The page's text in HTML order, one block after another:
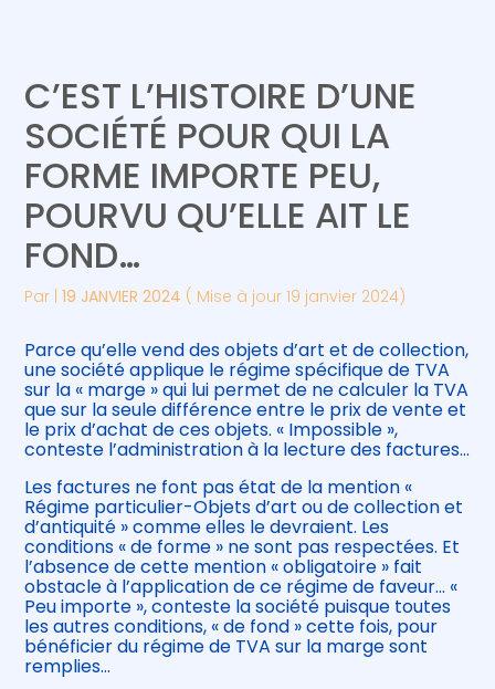
Gérer votre quotidien
Piloter votre entreprise
Développer votre entreprise
Construire votre patrimoine
Être prêt pour la facturation
électronique
Suivre votre comptabilité
Gérer vos ressources humaines
C’EST L’HISTOIRE D’UNE
SOCIÉTÉ POUR QUI LA
FORME IMPORTE PEU,
POURVU QU’ELLE AIT LE
FOND…
Par |19 JANVIER 2024 ( Mise à jour 19 janvier 2024)
Parce qu’elle vend des objets d’art et de collection,
une société applique le régime spécifique de TVA
sur la « marge » qui lui permet de ne calculer la TVA
que sur la seule différence entre le prix de vente et
le prix d’achat de ces objets. « Impossible »,
conteste l’administration à la lecture des factures…
Les factures ne font pas état de la mention «
Régime particulier-Objets d’art ou de collection et
d’antiquité » comme elles le devraient. Les
conditions « de forme » ne sont pas respectées. Et
l’absence de cette mention « obligatoire » fait
obstacle à l’application de ce régime de faveur… «
Peu importe », conteste la société puisque toutes
les autres conditions, « de fond » cette fois, pour
bénéficier du régime de TVA sur la marge sont
remplies…